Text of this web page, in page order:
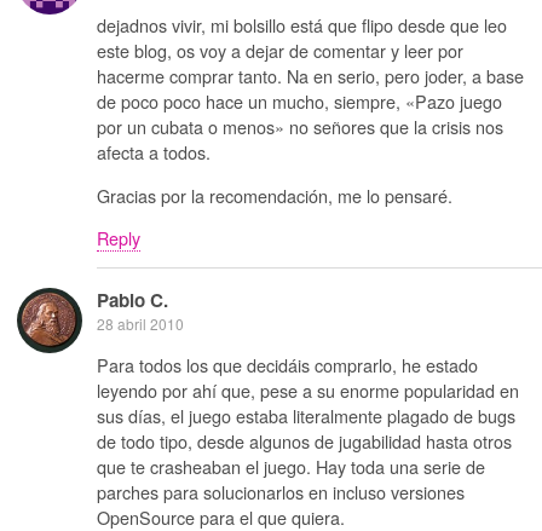
dejadnos vivir, mi bolsillo está que flipo desde que leo
este blog, os voy a dejar de comentar y leer por
hacerme comprar tanto. Na en serio, pero joder, a base
de poco poco hace un mucho, siempre, «Pazo juego
por un cubata o menos» no señores que la crisis nos
afecta a todos.
Gracias por la recomendación, me lo pensaré.
Reply
Pablo C.
28 abril 2010
Para todos los que decidáis comprarlo, he estado
leyendo por ahí que, pese a su enorme popularidad en
sus días, el juego estaba literalmente plagado de bugs
de todo tipo, desde algunos de jugabilidad hasta otros
que te crasheaban el juego. Hay toda una serie de
parches para solucionarlos en incluso versiones
OpenSource para el que quiera.